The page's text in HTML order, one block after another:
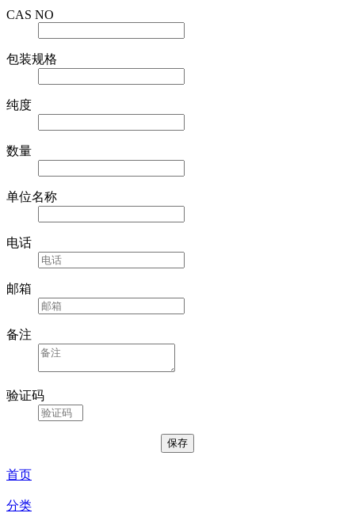
CAS NO
包装规格
纯度
数量
单位名称
电话
邮箱
备注
验证码
首页
分类